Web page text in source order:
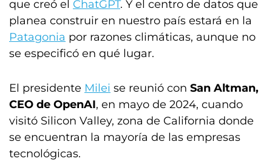
que creó el ChatGPT. Y el centro de datos que
planea construir en nuestro país estará en la
Patagonia por razones climáticas, aunque no
se especificó en qué lugar.
El presidente Milei se reunió con San Altman,
CEO de OpenAI, en mayo de 2024, cuando
visitó Silicon Valley, zona de California donde
se encuentran la mayoría de las empresas
tecnológicas.